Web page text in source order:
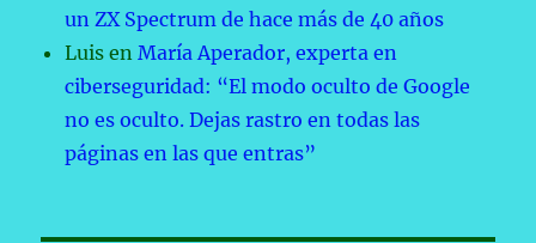
un ZX Spectrum de hace más de 40 años
Luis enMaría Aperador, experta en
ciberseguridad: “El modo oculto de Google
no es oculto. Dejas rastro en todas las
páginas en las que entras”